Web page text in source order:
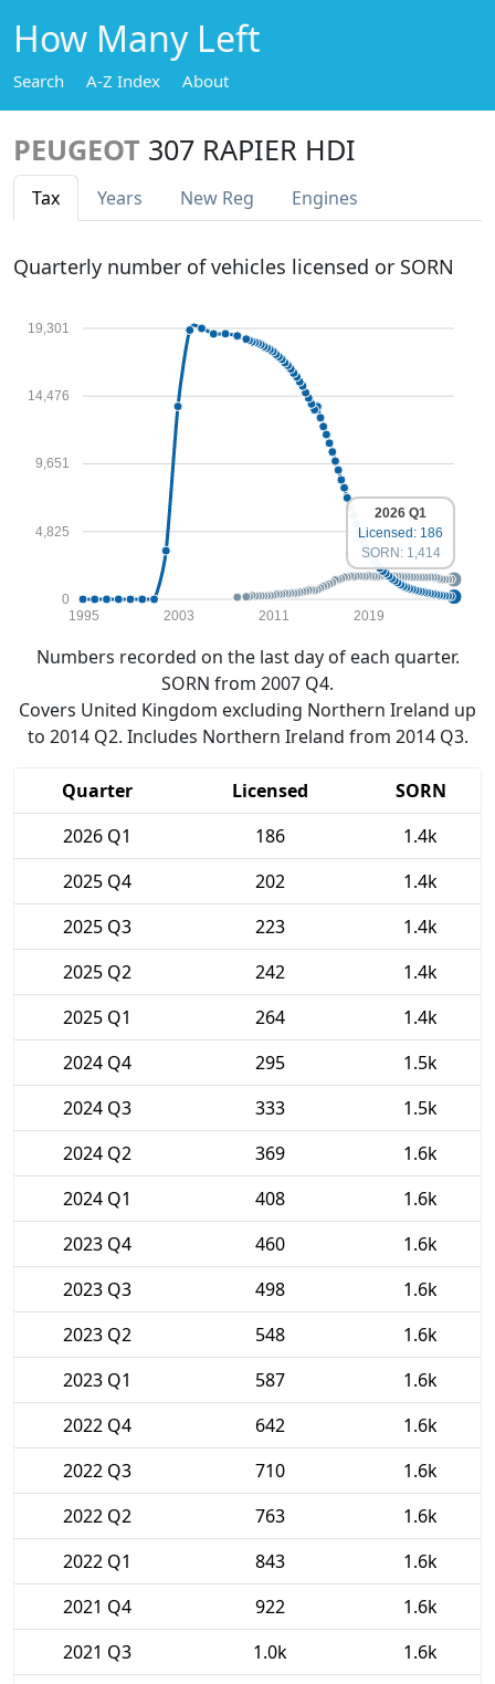
How Many Left
Search A-Z Index About
PEUGEOT 307 RAPIER HDI
Tax Years New Reg Engines
Quarterly number of vehicles licensed or SORN
0
4,825
9,651
14,476
19,301
1995 2003 2011 2019
2026 Q1
Licensed: 186
SORN: 1,414
Numbers recorded on the last day of each quarter.
SORN from 2007 Q4.
Covers United Kingdom excluding Northern Ireland up
to 2014 Q2. Includes Northern Ireland from 2014 Q3.
Quarter Licensed
SORN
2026 Q1
186
1.4k
2025 Q4
202
1.4k
2025 Q3
223
1.4k
2025 Q2
242
1.4k
2025 Q1
264
1.4k
2024 Q4
295
1.5k
2024 Q3
333
1.5k
2024 Q2
369
1.6k
2024 Q1
408
1.6k
2023 Q4
460
1.6k
2023 Q3
498
1.6k
2023 Q2
548
1.6k
2023 Q1
587
1.6k
2022 Q4
642
1.6k
2022 Q3
710
1.6k
2022 Q2
763
1.6k
2022 Q1
843
1.6k
2021 Q4
922
1.6k
2021 Q3
1.0k
1.6k